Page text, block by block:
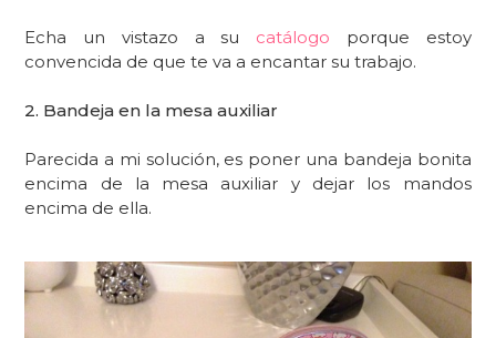
Echa un vistazo a su catálogo porque estoy
convencida de que te va a encantar su trabajo.
2. Bandeja en la mesa auxiliar
Parecida a mi solución, es poner una bandeja bonita
encima de la mesa auxiliar y dejar los mandos
encima de ella.